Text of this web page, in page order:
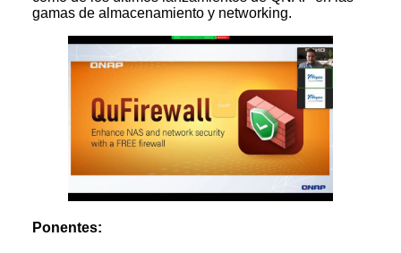
gamas de almacenamiento y networking.
Ponentes: